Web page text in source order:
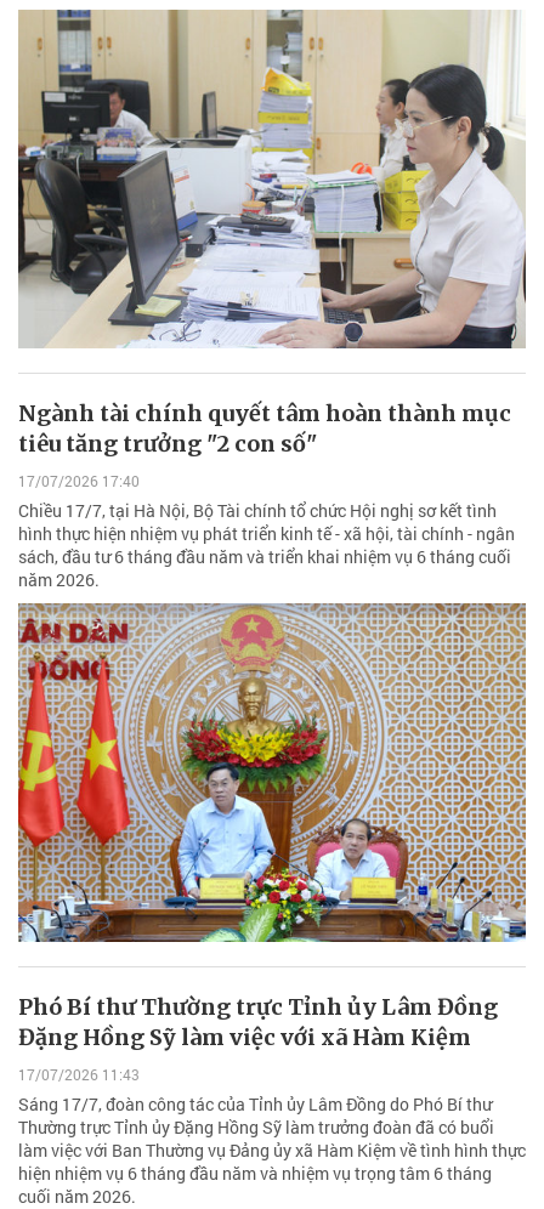
Ngành tài chính quyết tâm hoàn thành mục
tiêu tăng trưởng "2 con số"
17/07/2026 17:40
Chiều 17/7, tại Hà Nội, Bộ Tài chính tổ chức Hội nghị sơ kết tình
hình thực hiện nhiệm vụ phát triển kinh tế - xã hội, tài chính - ngân
sách, đầu tư 6 tháng đầu năm và triển khai nhiệm vụ 6 tháng cuối
năm 2026.
Phó Bí thư Thường trực Tỉnh ủy Lâm Đồng
Đặng Hồng Sỹ làm việc với xã Hàm Kiệm
17/07/2026 11:43
Sáng 17/7, đoàn công tác của Tỉnh ủy Lâm Đồng do Phó Bí thư
Thường trực Tỉnh ủy Đặng Hồng Sỹ làm trưởng đoàn đã có buổi
làm việc với Ban Thường vụ Đảng ủy xã Hàm Kiệm về tình hình thực
hiện nhiệm vụ 6 tháng đầu năm và nhiệm vụ trọng tâm 6 tháng
cuối năm 2026.